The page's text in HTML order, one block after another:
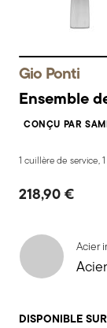
Gio Ponti
Ensemble
CONÇU PAR
1 cuillère de service,
218,90 €
Acier
DISPONIBLE